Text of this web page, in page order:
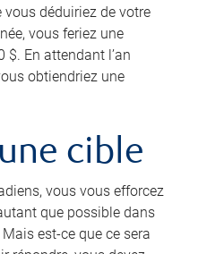
déduiriez de votre
vous feriez une
$. En attendant l’an
obtiendriez une
cible
vous vous efforcez
que possible dans
est-ce que ce sera